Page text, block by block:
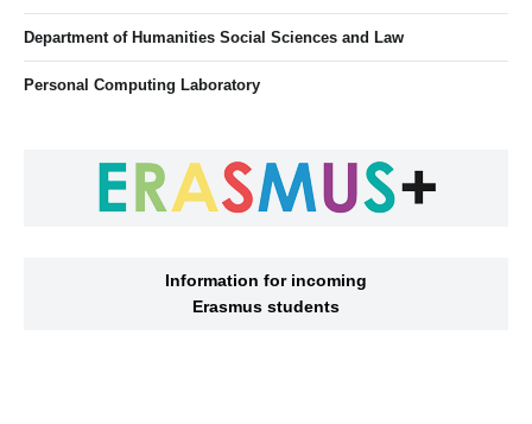
Department of Humanities Social Sciences and Law
Personal Computing Laboratory
Information for incoming
Erasmus students